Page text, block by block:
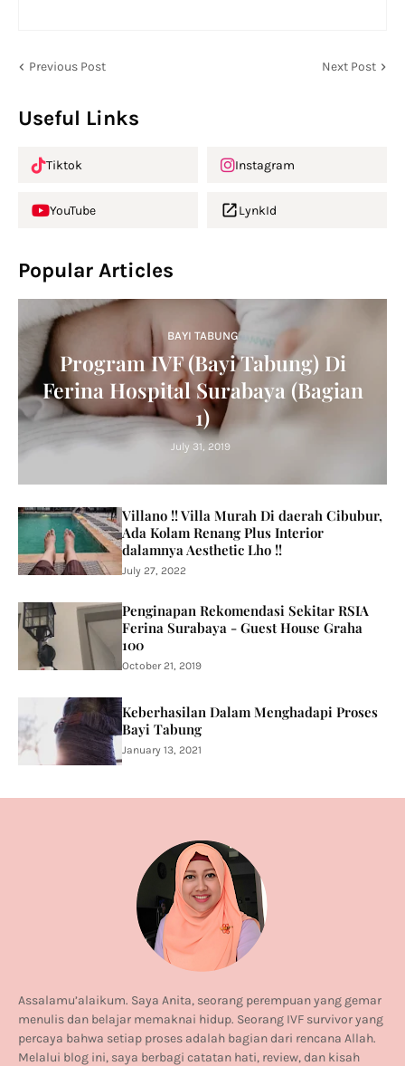
Previous Post Next Post
Useful Links
Tiktok Instagram
YouTube LynkId
Popular Articles
BAYI TABUNG
Program IVF (Bayi Tabung) Di
Ferina Hospital Surabaya (Bagian
1)
July 31, 2019
Villano !! Villa Murah Di daerah Cibubur,
Ada Kolam Renang Plus Interior
dalamnya Aesthetic Lho !!
July 27, 2022
Penginapan Rekomendasi Sekitar RSIA
Ferina Surabaya - Guest House Graha
100
October 21, 2019
Keberhasilan Dalam Menghadapi Proses
Bayi Tabung
January 13, 2021
Assalamu’alaikum. Saya Anita, seorang perempuan yang gemar
menulis dan belajar memaknai hidup. Seorang IVF survivor yang
percaya bahwa setiap proses adalah bagian dari rencana Allah.
Melalui blog ini, saya berbagi catatan hati, review, dan kisah